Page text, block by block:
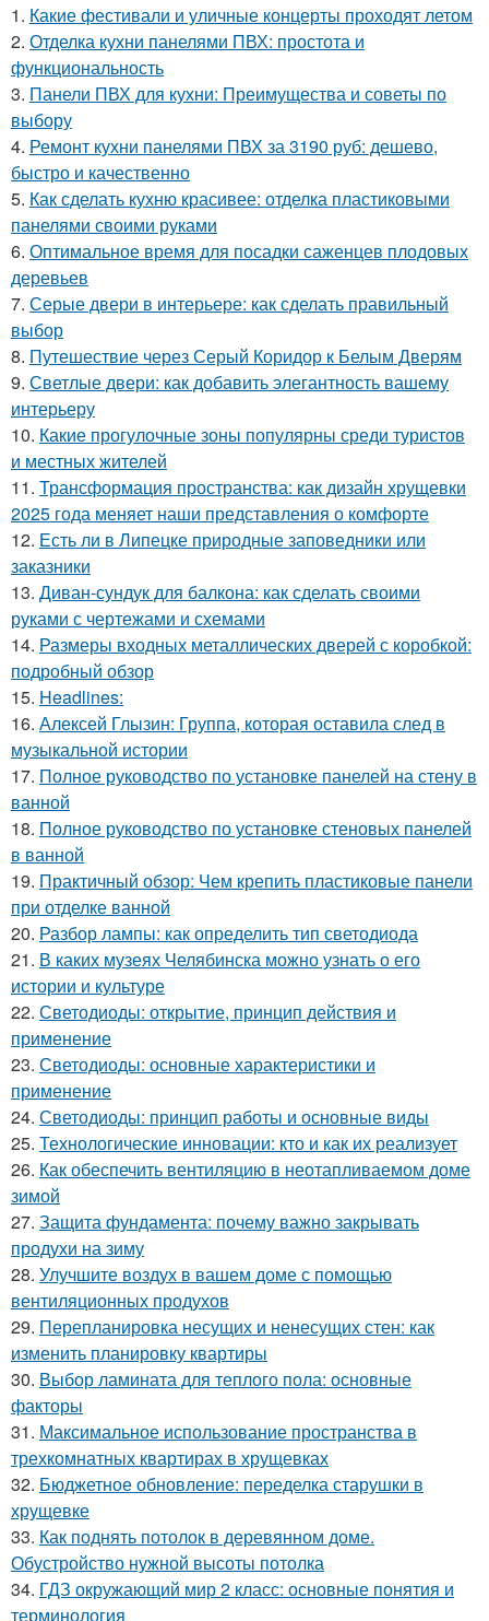
1. Какие фестивали и уличные концерты проходят летом
2. Отделка кухни панелями ПВХ: простота и
функциональность
3. Панели ПВХ для кухни: Преимущества и советы по
выбору
4. Ремонт кухни панелями ПВХ за 3190 руб: дешево,
быстро и качественно
5. Как сделать кухню красивее: отделка пластиковыми
панелями своими руками
6. Оптимальное время для посадки саженцев плодовых
деревьев
7. Серые двери в интерьере: как сделать правильный
выбор
8. Путешествие через Серый Коридор к Белым Дверям
9. Светлые двери: как добавить элегантность вашему
интерьеру
10. Какие прогулочные зоны популярны среди туристов
и местных жителей
11. Трансформация пространства: как дизайн хрущевки
2025 года меняет наши представления о комфорте
12. Есть ли в Липецке природные заповедники или
заказники
13. Диван-сундук для балкона: как сделать своими
руками с чертежами и схемами
14. Размеры входных металлических дверей с коробкой:
подробный обзор
15. Headlines:
16. Алексей Глызин: Группа, которая оставила след в
музыкальной истории
17. Полное руководство по установке панелей на стену в
ванной
18. Полное руководство по установке стеновых панелей
в ванной
19. Практичный обзор: Чем крепить пластиковые панели
при отделке ванной
20. Разбор лампы: как определить тип светодиода
21. В каких музеях Челябинска можно узнать о его
истории и культуре
22. Светодиоды: открытие, принцип действия и
применение
23. Светодиоды: основные характеристики и
применение
24. Светодиоды: принцип работы и основные виды
25. Технологические инновации: кто и как их реализует
26. Как обеспечить вентиляцию в неотапливаемом доме
зимой
27. Защита фундамента: почему важно закрывать
продухи на зиму
28. Улучшите воздух в вашем доме с помощью
вентиляционных продухов
29. Перепланировка несущих и ненесущих стен: как
изменить планировку квартиры
30. Выбор ламината для теплого пола: основные
факторы
31. Максимальное использование пространства в
трехкомнатных квартирах в хрущевках
32. Бюджетное обновление: переделка старушки в
хрущевке
33. Как поднять потолок в деревянном доме.
Обустройство нужной высоты потолка
34. ГДЗ окружающий мир 2 класс: основные понятия и
терминология